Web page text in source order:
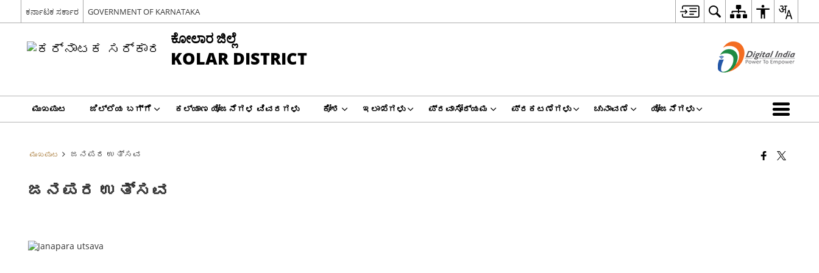
ಕರ್ನಾಟಕ ಸರ್ಕಾರ GOVERNMENT OF KARNATAKA
ಕೋಲಾರ ಜಿಲ್ಲೆ
KOLAR DISTRICT
ಮುಖಪುಟ ಜಿಲ್ಲೆಯ ಬಗ್ಗೆ ಕಲ್ಯಾಣ ಯೋಜನೆಗಳ ವಿವರಗಳು ಕೋಶ ಇಲಾಖೆಗಳು ಪ್ರವಾಸೋದ್ಯಮ ಪ್ರಕಟಣೆಗಳು ಚುನಾವಣೆ ಯೋಜನೆಗಳು
ಮುಖಪುಟ ಜನಪರ ಉತ್ಸವ
ಜನಪರ ಉತ್ಸವ